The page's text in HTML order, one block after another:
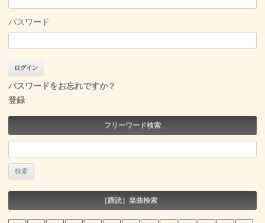
パスワード
パスワードをお忘れですか？
登録
フリーワード検索
［購読］楽曲検索